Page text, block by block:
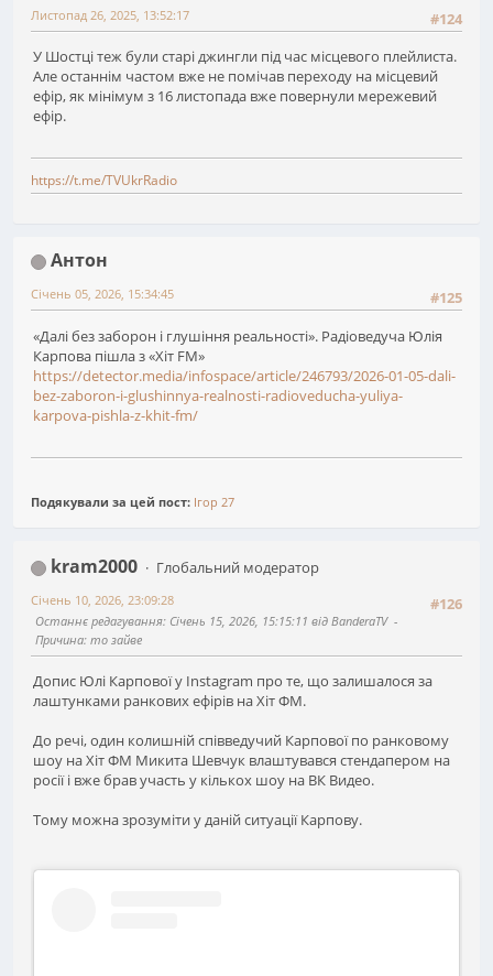
#124
Листопад 26, 2025, 13:52:17
У Шостці теж були старі джингли під час місцевого плейлиста.
Але останнім частом вже не помічав переходу на місцевий
ефір, як мінімум з 16 листопада вже повернули мережевий
ефір.
https://t.me/TVUkrRadio
Антон
#125
Січень 05, 2026, 15:34:45
«Далі без заборон і глушіння реальності». Радіоведуча Юлія
Карпова пішла з «Хіт FM»
https://detector.media/infospace/article/246793/2026-01-05-dali-
bez-zaboron-i-glushinnya-realnosti-radioveducha-yuliya-
karpova-pishla-z-khit-fm/
Подякували за цей пост: Ігор 27
kram2000
Глобальний модератор
#126
Січень 10, 2026, 23:09:28
Останнє редагування: Січень 15, 2026, 15:15:11 від BanderaTV
Причина: то зайве
Допис Юлі Карпової у Instagram про те, що залишалося за
лаштунками ранкових ефірів на Хіт ФМ.
До речі, один колишній співведучий Карпової по ранковому
шоу на Хіт ФМ Микита Шевчук влаштувався стендапером на
росії і вже брав участь у кількох шоу на ВК Видео.
Тому можна зрозуміти у даній ситуації Карпову.